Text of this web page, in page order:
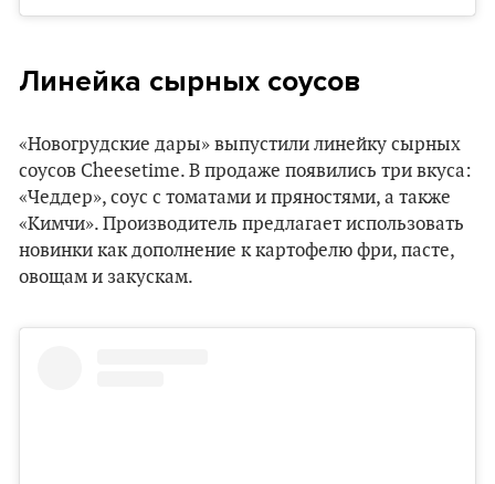
Линейка сырных соусов
«Новогрудские дары» выпустили линейку сырных
соусов Cheesetime. В продаже появились три вкуса:
«Чеддер», соус с томатами и пряностями, а также
«Кимчи». Производитель предлагает использовать
новинки как дополнение к картофелю фри, пасте,
овощам и закускам.